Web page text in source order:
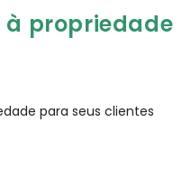
propriedade
para seus clientes